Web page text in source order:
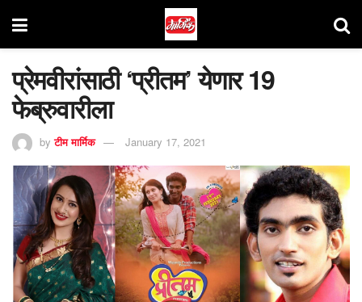
प्रेमवीरांसाठी ‘प्रीतम’ येणार 19
फेब्रुवारीला
by टीम मार्मिक January 17, 2021